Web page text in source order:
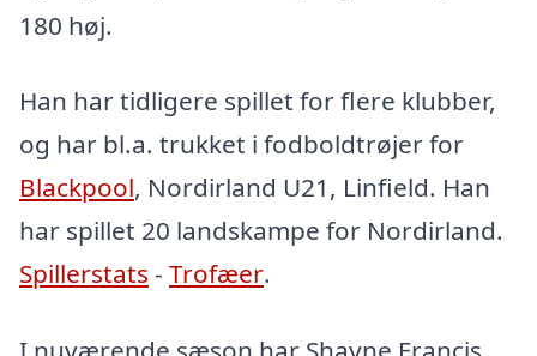
180 høj.
Han har tidligere spillet for flere klubber,
og har bl.a. trukket i fodboldtrøjer for
Blackpool, Nordirland U21, Linfield. Han
har spillet 20 landskampe for Nordirland.
Spillerstats - Trofæer.